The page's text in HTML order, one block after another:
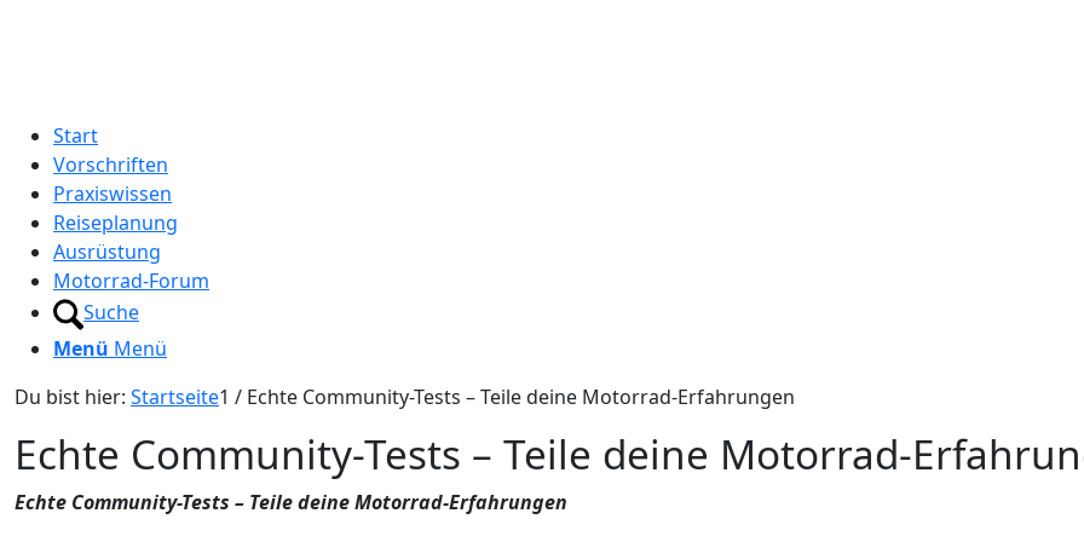
Start
Vorschriften
Praxiswissen
Reiseplanung
Ausrüstung
Motorrad-Forum
Suche
Menü Menü
Du bist hier: Startseite1 / Echte Community-Tests – Teile deine Motorrad-Erfahrungen
Echte Community-Tests – Teile deine Motorrad-
Echte Community-Tests – Teile deine Motorrad-Erfahrungen